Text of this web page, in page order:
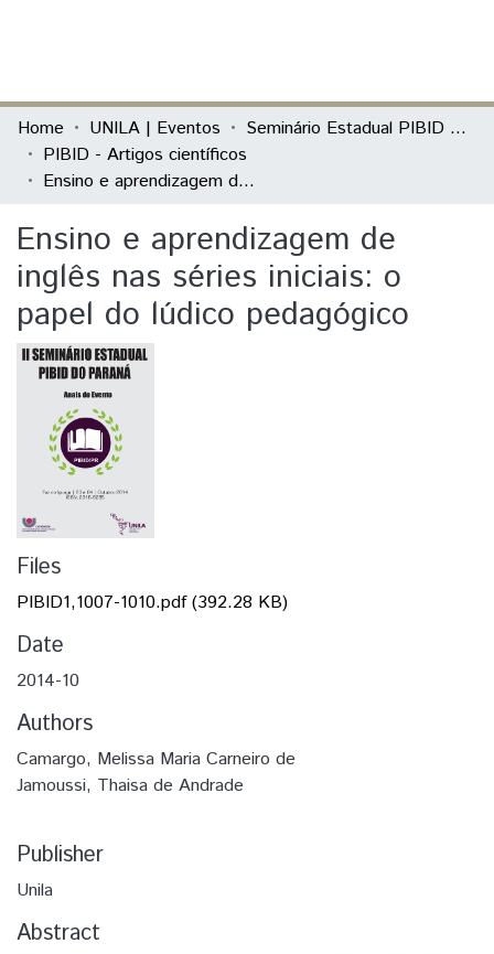
Communities & Collections
All of DSpace
Home UNILA | Eventos
Seminário Estadual PIBID do Paraná: tecendo saberes (PIBID)
PIBID - Artigos científicos
Ensino e aprendizagem de inglês nas séries iniciais: o papel do lúdico pedagógico
Ensino e aprendizagem de
inglês nas séries iniciais: o
papel do lúdico pedagógico
Files
PIBID1,1007-1010.pdf(392.28 KB)
Date
2014-10
Authors
Camargo, Melissa Maria Carneiro de
Jamoussi, Thaisa de Andrade
Publisher
Unila
Abstract